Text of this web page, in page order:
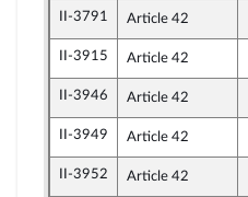
II-3791 Article 42
II-3915 Article 42
II-3946 Article 42
II-3949 Article 42
II-3952 Article 42